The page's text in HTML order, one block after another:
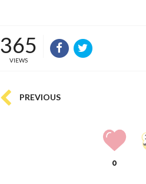
365
VIEWS
PREVIOUS
0